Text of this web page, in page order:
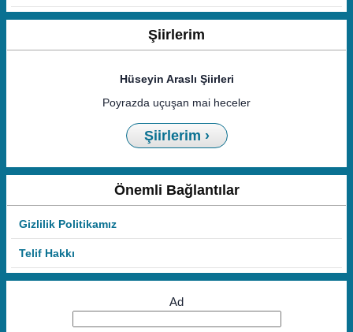
Şiirlerim
Hüseyin Araslı Şiirleri
Poyrazda uçuşan mai heceler
Şiirlerim ›
Önemli Bağlantılar
Gizlilik Politikamız
Telif Hakkı
Ad